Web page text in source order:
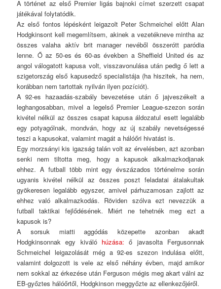
A történet az első Premier ligás bajnoki címet szerzett csapat
játékával folytatódik.
Az első fontos lépésként leigazolt Peter Schmeichel előtt Alan
Hodgkinsont kell megemlítsem, akinek a vezetékneve mintha az
összes valaha aktív brit manager nevéből összerótt paródia
lenne. Ő az 50-es és 60-as években a Sheffield United és az
angol válogatott kapusa volt, visszavonulása után pedig ő lett a
szigetország első kapusedző specialistája (ha hiszitek, ha nem,
korábban nem tartottak nyilván ilyen pozíciót).
A 92-es hazaadás-szabály bevezetése után ő jajveszékelt a
leghangosabban, mivel a legelső Premier League-szezon során
kivétel nélkül az összes csapat kapusa áldozatul esett legalább
egy potyagólnak, mondván, hogy az új szabály nevetségessé
teszi a kapusokat, valamint magát a hálóőri hivatást is.
Egy morzsányi kis igazság talán volt az érvelésben, azt azonban
senki nem tiltotta meg, hogy a kapusok alkalmazkodjanak
ehhez. A futball több mint egy évszázados történelme során
ugyanis kivétel nélkül az összes poszt feladatai átalakultak
gyökeresen legalább egyszer, amivel párhuzamosan zajlott az
ehhez való alkalmazkodás. Röviden szólva ezt nevezzük a
futball taktikai fejlődésének. Miért ne tehetnék meg ezt a
kapusok is?
A sorsuk miatti aggódás közepette azonban akadt
Hodgkinsonnak egy kiváló húzása: ő javasolta Fergusonnak
Schmeichel leigazolását még a 92-es szezon indulása előtt,
valamint dolgozott is vele az első néhány évben, majd amikor
nem sokkal az érkezése után Ferguson mégis meg akart válni az
EB-győztes hálóőrtől, Hodgkinson meggyőzte az ellenkezőjéről.